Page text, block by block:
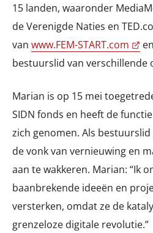
15 landen, waaronder
de Verenigde Naties en
van www.FEM-START.com
bestuurslid van verschillende
Marian is op 15 mei
SIDN fonds en heeft de
zich genomen. Als
de vonk van vernieuwing en
aan te wakkeren. Marian: “Ik
baanbrekende ideeën en
versterken, omdat ze de
grenzeloze digitale revolutie.”